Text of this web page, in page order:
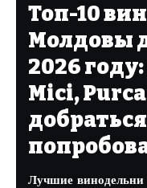
Топ-10
Молдовы
2026
Mici,
Лучшие